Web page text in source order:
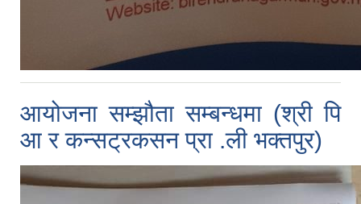
आयोजना सम्झौता सम्बन्धमा (श्री पि
आ र कन्सट्रकसन प्रा .ली भक्तपुर)